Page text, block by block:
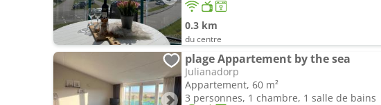
0.3 km
du centre
plage Appartement by the sea
Julianadorp
Appartement, 60 m²
3 personnes, 1 chambre, 1 salle de bains